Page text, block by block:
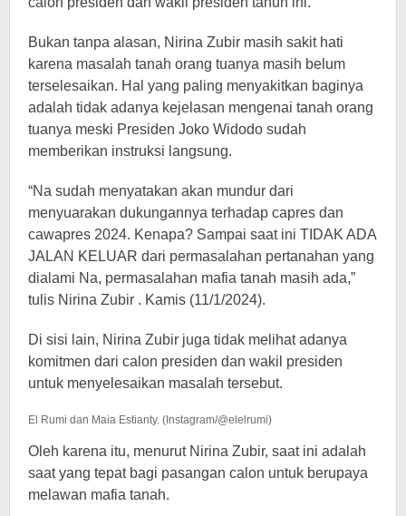
Bukan tanpa alasan, Nirina Zubir masih sakit hati
karena masalah tanah orang tuanya masih belum
terselesaikan. Hal yang paling menyakitkan baginya
adalah tidak adanya kejelasan mengenai tanah orang
tuanya meski Presiden Joko Widodo sudah
memberikan instruksi langsung.
“Na sudah menyatakan akan mundur dari
menyuarakan dukungannya terhadap capres dan
cawapres 2024. Kenapa? Sampai saat ini TIDAK ADA
JALAN KELUAR dari permasalahan pertanahan yang
dialami Na, permasalahan mafia tanah masih ada,”
tulis Nirina Zubir . Kamis (11/1/2024).
Di sisi lain, Nirina Zubir juga tidak melihat adanya
komitmen dari calon presiden dan wakil presiden
untuk menyelesaikan masalah tersebut.
El Rumi dan Maia Estianty. (Instagram/@elelrumi)
Oleh karena itu, menurut Nirina Zubir, saat ini adalah
saat yang tepat bagi pasangan calon untuk berupaya
melawan mafia tanah.